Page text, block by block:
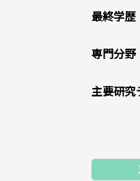
最終学歴
専門分野
主要研究